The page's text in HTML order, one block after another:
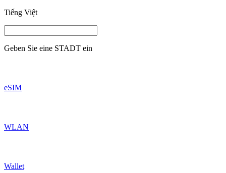
Tiếng Việt
Geben Sie eine STADT ein
eSIM
WLAN
Wallet